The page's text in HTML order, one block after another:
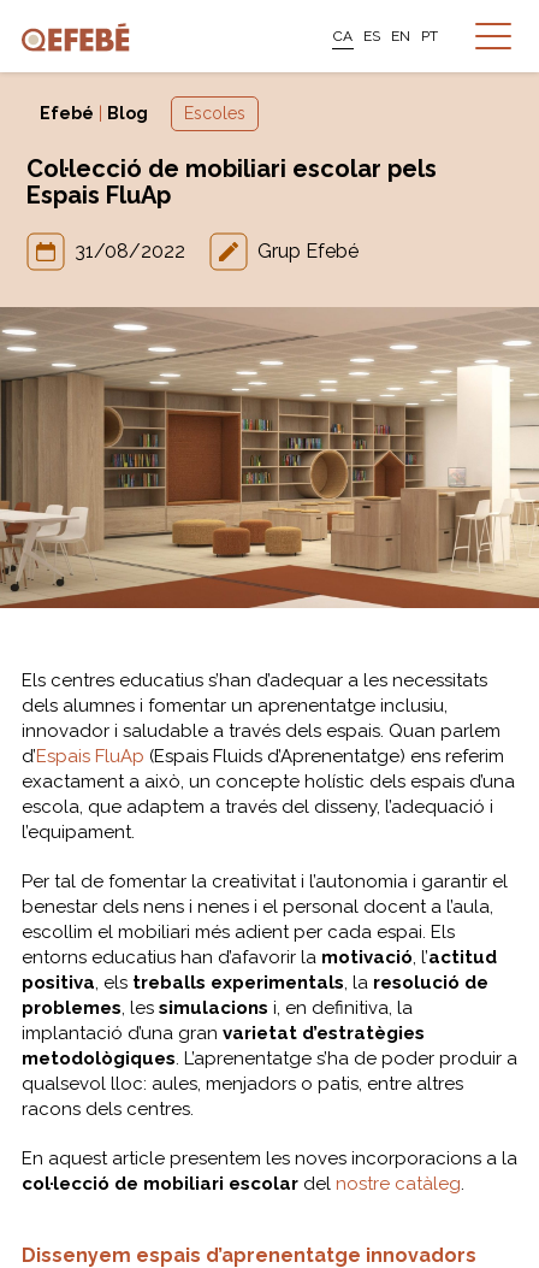
CA ES EN PT
Efebé Blog Escoles
Col·lecció de mobiliari escolar pels
Espais FluAp
31/08/2022 Grup Efebé
Els centres educatius s’han d’adequar a les necessitats
dels alumnes i fomentar un aprenentatge inclusiu,
innovador i saludable a través dels espais. Quan parlem
d’Espais FluAp (Espais Fluids d’Aprenentatge) ens referim
exactament a això, un concepte holístic dels espais d’una
escola, que adaptem a través del disseny, l’adequació i
l’equipament.
Per tal de fomentar la creativitat i l’autonomia i garantir el
benestar dels nens i nenes i el personal docent a l’aula,
escollim el mobiliari més adient per cada espai. Els
entorns educatius han d’afavorir la motivació, l’actitud
positiva, els treballs experimentals, la resolució de
problemes, les simulacions i, en definitiva, la
implantació d’una gran varietat d’estratègies
metodològiques. L’aprenentatge s’ha de poder produir a
qualsevol lloc: aules, menjadors o patis, entre altres
racons dels centres.
En aquest article presentem les noves incorporacions a la
col·lecció de mobiliari escolardel nostre catàleg.
Dissenyem espais d’aprenentatge innovadors